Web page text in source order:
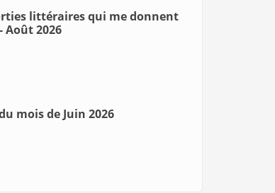
littéraires qui me donnent
Août 2026
mois de Juin 2026